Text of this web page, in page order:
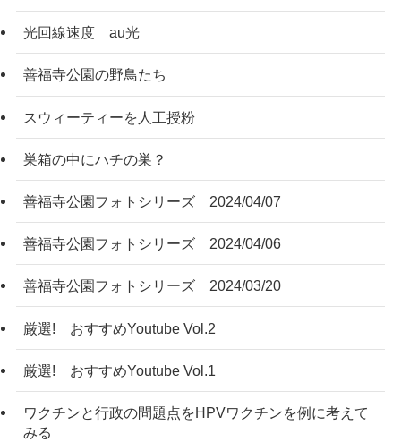
光回線速度 au光
善福寺公園の野鳥たち
スウィーティーを人工授粉
巣箱の中にハチの巣？
善福寺公園フォトシリーズ 2024/04/07
善福寺公園フォトシリーズ 2024/04/06
善福寺公園フォトシリーズ 2024/03/20
厳選! おすすめYoutube Vol.2
厳選! おすすめYoutube Vol.1
ワクチンと行政の問題点をHPVワクチンを例に考えて
みる